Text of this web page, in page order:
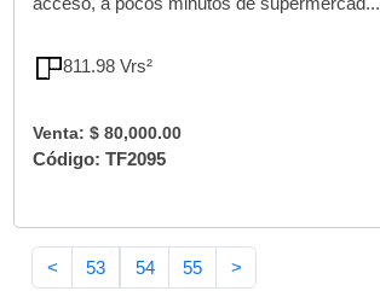
811.98 Vrs²
Venta: $ 80,000.00
Código: TF2095
< 53 54 55 >